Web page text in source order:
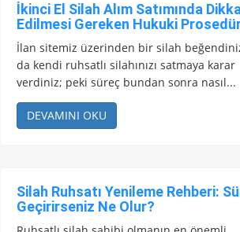
İkinci El Silah Alım Satımında
Edilmesi Gereken Hukuki
İlan sitemiz üzerinden bir silah
da kendi ruhsatlı silahınızı satmaya karar
verdiniz; peki süreç bundan sonra nasıl...
DEVAMINI OKU
Silah Ruhsatı Yenileme Rehberi:
Geçirirseniz Ne Olur?